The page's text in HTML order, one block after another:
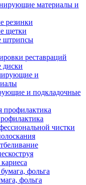
материалы и
резинки
щетки
штрипсы
реставраций
диски
и подкладочные
чистки
фольга